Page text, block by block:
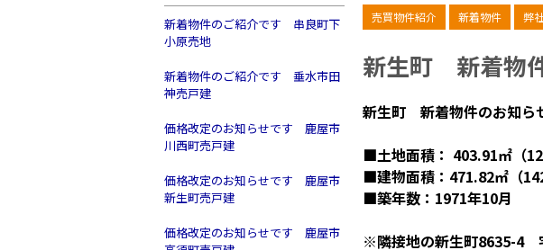
新着物件のご紹介です 串良町下
小原売地
新着物件のご紹介です 垂水市田
神売戸建
価格改定のお知らせです 鹿屋市
川西町売戸建
価格改定のお知らせです 鹿屋市
新生町売戸建
価格改定のお知らせです 鹿屋市
売買物件紹介 新着物件 弊
新生町 新着物
新生町 新着物件のお知ら
■土地面積： 403.91㎡（
■建物面積：471.82㎡（
■築年数：1971年10月
※隣接地の新生町8635-4